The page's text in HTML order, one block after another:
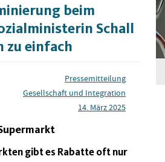
beim
Schall
zu einfach
Pressemitteilung
Gesellschaft und Integration
14. März 2025
gibt es Rabatte oft nur